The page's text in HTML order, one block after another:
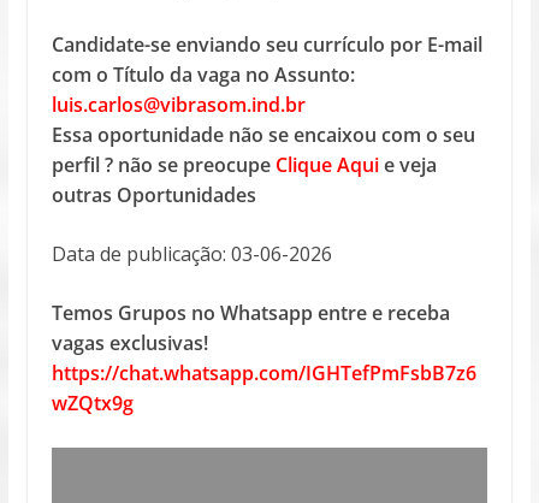
Candidate-se enviando seu currículo por E-mail
com o Título da vaga no Assunto:
luis.carlos@vibrasom.ind.br
Essa oportunidade não se encaixou com o seu
perfil ? não se preocupe Clique Aquie veja
outras Oportunidades
Data de publicação: 03-06-2026
Temos Grupos no Whatsapp entre e receba
vagas exclusivas!
https://chat.whatsapp.com/IGHTefPmFsbB7z6
wZQtx9g